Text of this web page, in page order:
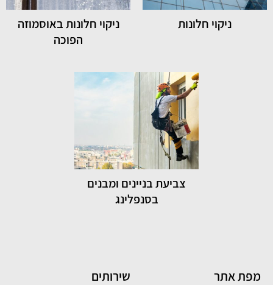
ניקוי חלונות
ניקוי חלונות באוסמוזה
הפוכה
צביעת בניינים ומבנים
בסנפלינג
מפת אתר שירותים